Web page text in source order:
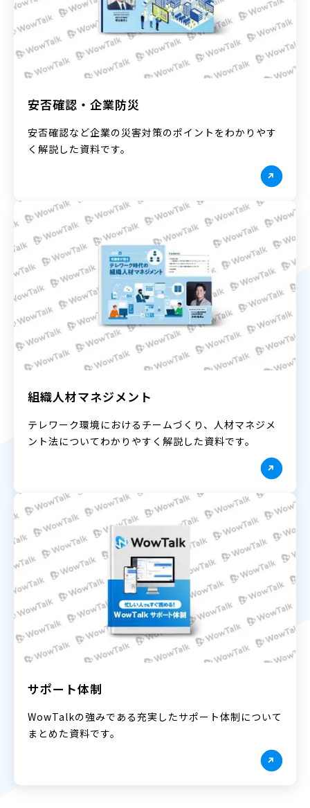
安否確認・企業防災
安否確認など企業の災害対策のポイントをわかりやす
く解説した資料です。
組織人材マネジメント
テレワーク環境におけるチームづくり、人材マネジメ
ント法についてわかりやすく解説した資料です。
サポート体制
WowTalkの強みである充実したサポート体制について
まとめた資料です。